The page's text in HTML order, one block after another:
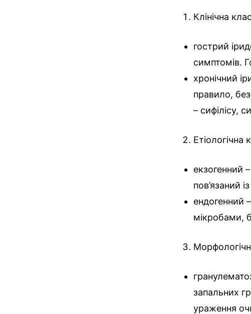
Клінічна
гострий
симптомів.
хронічний
правило,
– сифілісу,
Етіологічна
екзогенний
пов’язаний
ендогенний
мікробами,
запальних
ураження